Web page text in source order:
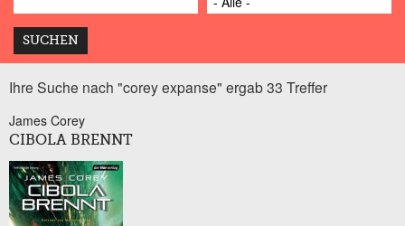
Ihre Suche nach "corey expanse" ergab 33 Treffer
James Corey
CIBOLA BRENNT